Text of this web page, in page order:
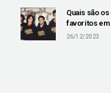
Quais são
favoritos em
26/12/2023